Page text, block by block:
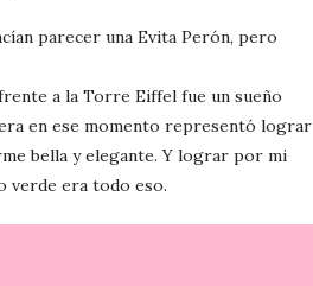
parecer una Evita Perón, pero
a la Torre Eiffel fue un sueño
en ese momento representó lograr
bella y elegante. Y lograr por mi
verde era todo eso.